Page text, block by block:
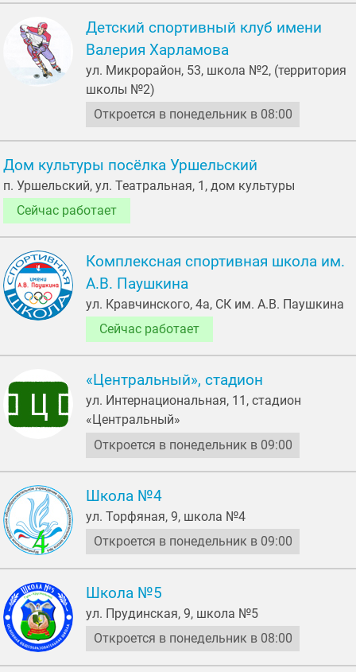
Детский спортивный клуб имени
Валерия Харламова
ул. Микрорайон, 53, школа №2, (территория
школы №2)
Откроется в понедельник в 08:00
Дом культуры посёлка Уршельский
п. Уршельский, ул. Театральная, 1, дом культуры
Сейчас работает
Комплексная спортивная школа им.
А.В. Паушкина
ул. Кравчинского, 4а, СК им. А.В. Паушкина
Сейчас работает
«Центральный», стадион
ул. Интернациональная, 11, стадион
«Центральный»
Откроется в понедельник в 09:00
Школа №4
ул. Торфяная, 9, школа №4
Откроется в понедельник в 09:00
Школа №5
ул. Прудинская, 9, школа №5
Откроется в понедельник в 08:00